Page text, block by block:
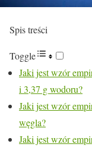
Spis treści
Toggle
Jaki jest wzór
i 3,37 g wodoru?
Jaki jest wzór
węgla?
Jaki jest wzór